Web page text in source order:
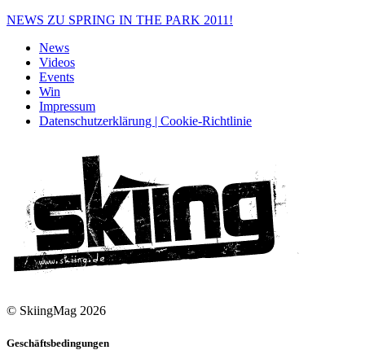
NEWS ZU SPRING IN THE PARK 2011!
News
Videos
Events
Win
Impressum
Datenschutzerklärung | Cookie-Richtlinie
© SkiingMag 2026
Geschäftsbedingungen